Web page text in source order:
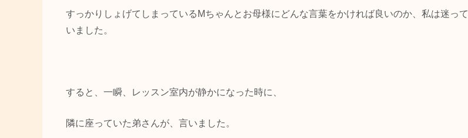
すっかりしょげてしまっているMちゃんとお母様にどんな言葉をかければ良いのか、私は迷って
いました。
すると、一瞬、レッスン室内が静かになった時に、
隣に座っていた弟さんが、言いました。